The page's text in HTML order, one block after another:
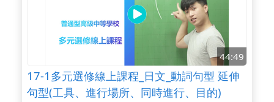
44:49
17-1多元選修線上課程_日文_動詞句型 延伸
句型(工具、進行場所、同時進行、目的)